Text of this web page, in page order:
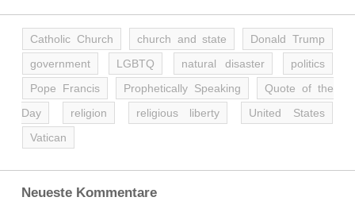
Catholic Church church and state
Donald Trump
government
LGBTQ natural disaster
politics
Pope Francis
Prophetically Speaking
Quote of the
Day
religion religious liberty
United States
Vatican
Neueste Kommentare